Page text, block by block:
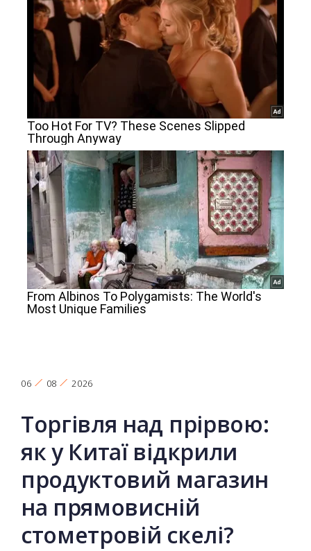
06 08 2026
Торгівля над прірвою:
як у Китаї відкрили
продуктовий магазин
на прямовисній
стометровій скелі?